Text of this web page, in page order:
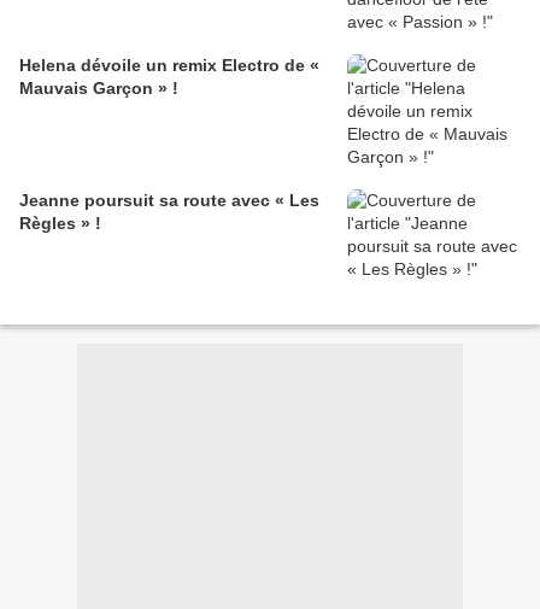
Helena dévoile un remix Electro de «
Mauvais Garçon » !
Jeanne poursuit sa route avec « Les
Règles » !